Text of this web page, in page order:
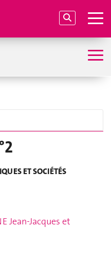
ET SOCIÉTÉS
Jean-Jacques et